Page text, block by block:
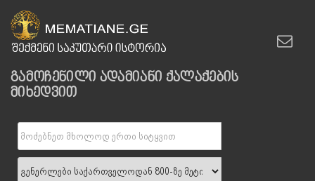
გამოჩენილი ადამიანი ქალაქების
მიხედვით